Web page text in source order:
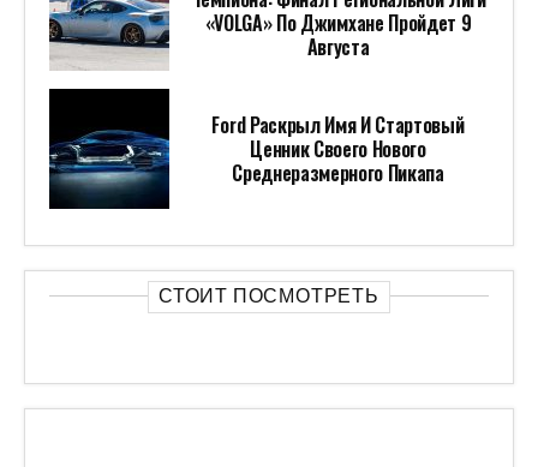
«VOLGA» По Джимхане Пройдет 9
Августа
Ford Раскрыл Имя И Стартовый
Ценник Своего Нового
Среднеразмерного Пикапа
СТОИТ ПОСМОТРЕТЬ